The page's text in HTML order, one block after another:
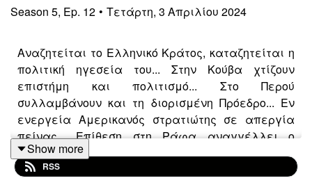
Season 5, Ep. 12 • Τετάρτη, 3 Απριλίου 2024
Αναζητείται το Ελληνικό Κράτος, καταζητείται η
πολιτική ηγεσεία του... Στην Κούβα χτίζουν
επιστήμη και πολιτισμό... Στο Περού
συλλαμβάνουν και τη διορισμένη Πρόεδρο... Εν
ενεργεία Αμερικανός στρατιώτης σε απεργία
πείνας... Επίθεση στη Ράφα αναγγέλλει ο
Νετανιάχου.. Το Ισραήλ δικαιούται να σκοτώνει
αθώους γιατί είναι δημοκρατία...
Show more
RSS